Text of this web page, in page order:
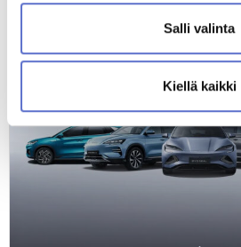
Salli valinta
Kiellä kaikki